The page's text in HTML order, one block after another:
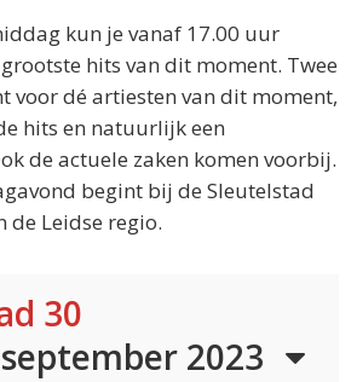
kun je vanaf 17.00 uur
hits van dit moment. Twee
voor dé artiesten van dit moment,
hits en natuurlijk een
de actuele zaken komen voorbij.
begint bij de Sleutelstad
de Leidse regio.
30
2023